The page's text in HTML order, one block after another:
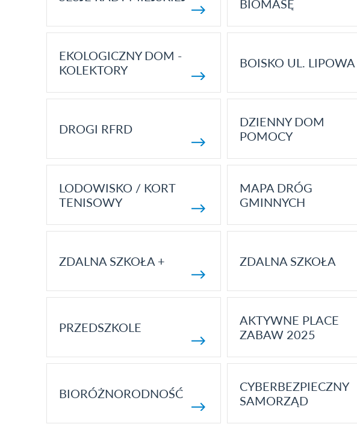
BIOMASĘ
EKOLOGICZNY DOM -
KOLEKTORY
BOISKO UL. LIPOWA
DROGI RFRD
DZIENNY DOM
POMOCY
LODOWISKO / KORT
TENISOWY
MAPA DRÓG
GMINNYCH
ZDALNA SZKOŁA + ZDALNA SZKOŁA
PRZEDSZKOLE
AKTYWNE PLACE
ZABAW 2025
BIORÓŻNORODNOŚĆ
CYBERBEZPIECZNY
SAMORZĄD